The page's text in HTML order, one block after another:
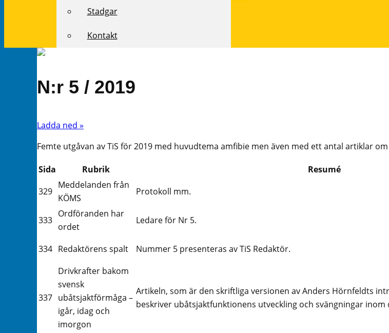
Stadgar
Kontakt
N:r 5 / 2019
Ladda ned »
Femte utgåvan av TiS för 2019 med huvudtema amfibie men även med ett antal artiklar
Sida Rubrik Resumé
329
Meddelanden från
KÖMS
Protokoll mm.
333
Ordföranden har
ordet
Ledare för Nr 5.
334 Redaktörens spalt Nummer 5 presenteras av TiS Redaktör.
337
Drivkrafter bakom
svensk
ubåtsjaktförmåga –
igår, idag och
imorgon
Artikeln, som är den skriftliga versionen av Anders Hörnfeldts
beskriver ubåtsjaktfunktionens utveckling och svängningar inom